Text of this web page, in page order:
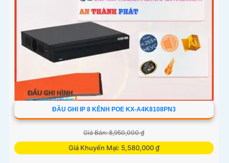
ĐẦU GHI IP 8 KÊNH POE KX-A4K8108PN3
Giá Bán: 8,950,000 ₫
Giá Khuyến Mại: 5,580,000 ₫